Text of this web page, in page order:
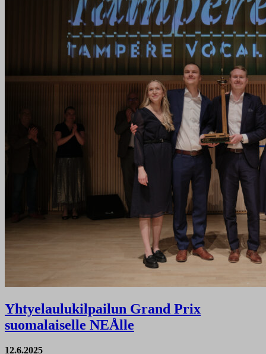
Yhtyelaulukilpailun Grand Prix
suomalaiselle NEÅlle
12.6.2025